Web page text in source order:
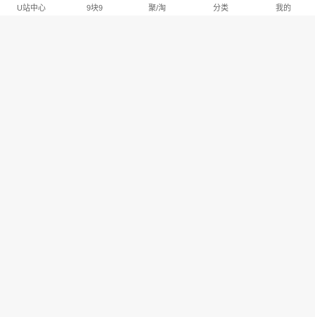
U站中心 9块9 聚/淘 分类 我的